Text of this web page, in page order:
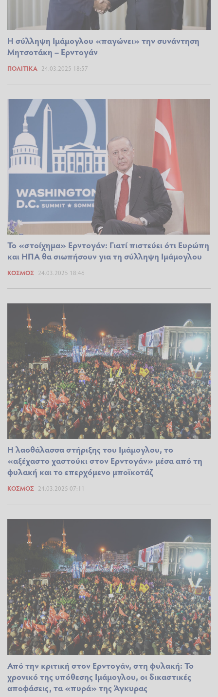
Η σύλληψη Ιμάμογλου «παγώνει» την συνάντηση
Μητσοτάκη – Ερντογάν
ΠΟΛΙΤΙΚΆ 24.03.2025 18:57
Το «στοίχημα» Ερντογάν: Γιατί πιστεύει ότι Ευρώπη
και ΗΠΑ θα σιωπήσουν για τη σύλληψη Ιμάμογλου
ΚΌΣΜΟΣ 24.03.2025 18:46
Η λαοθάλασσα στήριξης του Iμάμογλου, το
«αξέχαστο χαστούκι στον Ερντογάν» μέσα από τη
φυλακή και το επερχόμενο μποϊκοτάζ
ΚΌΣΜΟΣ 24.03.2025 07:11
Από την κριτική στον Ερντογάν, στη φυλακή: Το
χρονικό της υπόθεσης Ιμάμογλου, οι δικαστικές
αποφάσεις, τα «πυρά» της Άγκυρας